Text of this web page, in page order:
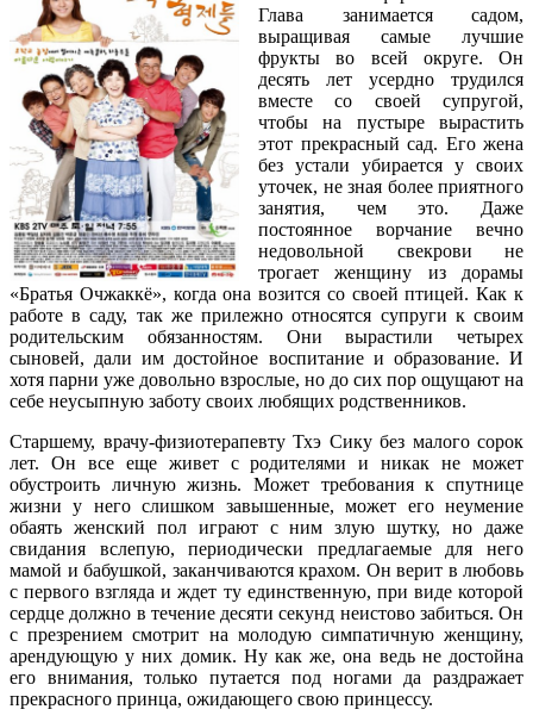
Глава занимается садом,
выращивая самые лучшие
фрукты во всей округе. Он
десять лет усердно трудился
вместе со своей супругой,
чтобы на пустыре вырастить
этот прекрасный сад. Его жена
без устали убирается у своих
уточек, не зная более приятного
занятия, чем это. Даже
постоянное ворчание вечно
недовольной свекрови не
трогает женщину из дорамы
«Братья Очжаккё», когда она возится со своей птицей. Как к
работе в саду, так же прилежно относятся супруги к своим
родительским обязанностям. Они вырастили четырех
сыновей, дали им достойное воспитание и образование. И
хотя парни уже довольно взрослые, но до сих пор ощущают на
себе неусыпную заботу своих любящих родственников.
Старшему, врачу-физиотерапевту Тхэ Сику без малого сорок
лет. Он все еще живет с родителями и никак не может
обустроить личную жизнь. Может требования к спутнице
жизни у него слишком завышенные, может его неумение
обаять женский пол играют с ним злую шутку, но даже
свидания вслепую, периодически предлагаемые для него
мамой и бабушкой, заканчиваются крахом. Он верит в любовь
с первого взгляда и ждет ту единственную, при виде которой
сердце должно в течение десяти секунд неистово забиться. Он
с презрением смотрит на молодую симпатичную женщину,
арендующую у них домик. Ну как же, она ведь не достойна
его внимания, только путается под ногами да раздражает
прекрасного принца, ожидающего свою принцессу.